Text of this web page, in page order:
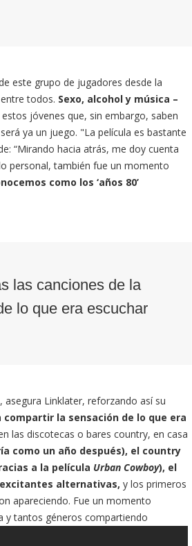
este grupo de jugadores desde la
todos. Sexo, alcohol y música –
jóvenes que, sin embargo, saben
ya un juego. "La película es bastante
“Mirando hacia atrás, me doy cuenta
personal, también fue un momento
como los ‘años 80’
las canciones de la
lo que era escuchar
Linklater, reforzando así su
compartir la sensación de lo que era
las discotecas o bares country, en casa
como un año después), el country
a la película Urban Cowboy), el
alternativas, y los primeros
apareciendo. Fue un momento
y tantos géneros compartiendo